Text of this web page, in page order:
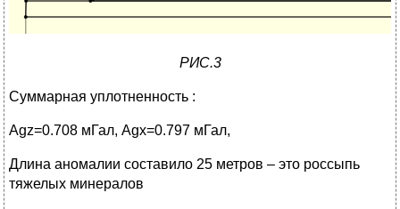
РИС.3
Суммарная уплотненность :
Аgz=0.708 мГал, Аgx=0.797 мГал,
Длина аномалии составило 25 метров – это россыпь
тяжелых минералов